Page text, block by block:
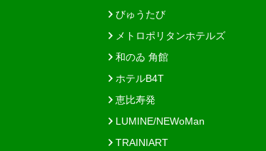
びゅうたび
メトロポリタンホテルズ
和のゐ 角館
ホテルB4T
恵比寿発
LUMINE/NEWoMan
TRAINIART